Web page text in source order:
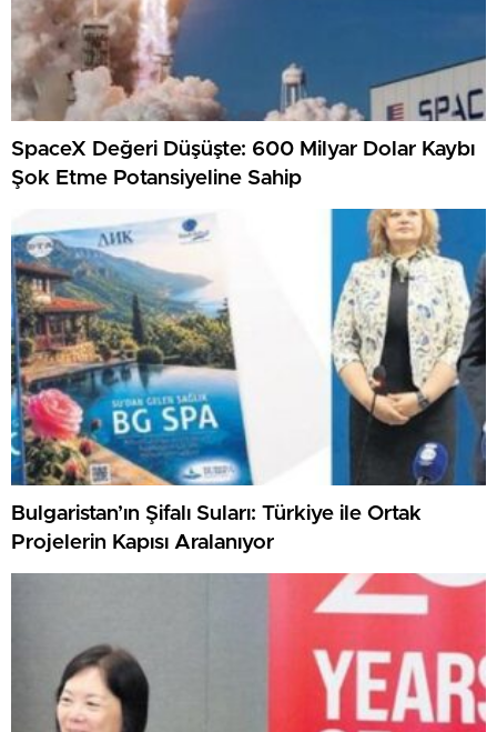
SpaceX Değeri Düşüşte: 600 Milyar Dolar Kaybı
Şok Etme Potansiyeline Sahip
Bulgaristan’ın Şifalı Suları: Türkiye ile Ortak
Projelerin Kapısı Aralanıyor